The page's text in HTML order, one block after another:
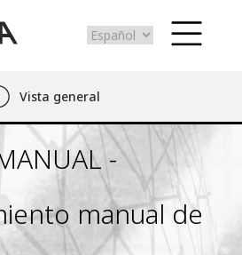
Select
-
manual de
Vista general